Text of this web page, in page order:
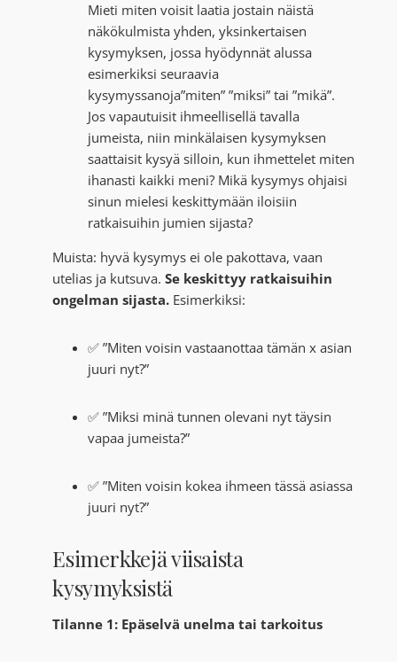
Mieti miten voisit laatia jostain näistä
näkökulmista yhden, yksinkertaisen
kysymyksen, jossa hyödynnät alussa
esimerkiksi seuraavia
kysymyssanoja”miten” ”miksi” tai ”mikä”.
Jos vapautuisit ihmeellisellä tavalla
jumeista, niin minkälaisen kysymyksen
saattaisit kysyä silloin, kun ihmettelet miten
ihanasti kaikki meni? Mikä kysymys ohjaisi
sinun mielesi keskittymään iloisiin
ratkaisuihin jumien sijasta?
Muista: hyvä kysymys ei ole pakottava, vaan
utelias ja kutsuva.Se keskittyy ratkaisuihin
ongelman sijasta. Esimerkiksi:
✅ ”Miten voisin vastaanottaa tämän x asian
juuri nyt?”
✅ ”Miksi minä tunnen olevani nyt täysin
vapaa jumeista?”
✅ ”Miten voisin kokea ihmeen tässä asiassa
juuri nyt?”
Esimerkkejä viisaista
kysymyksistä
Tilanne 1: Epäselvä unelma tai tarkoitus